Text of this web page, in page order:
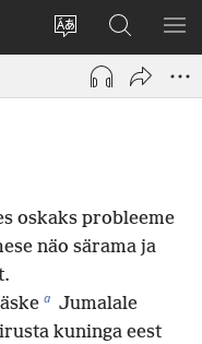
Muuda
veebisaidi
keelt
Logi
sisse
Otsi
saidilt
JW.ORG
oskaks probleeme
näo särama ja
a Jumalale
kuninga eest